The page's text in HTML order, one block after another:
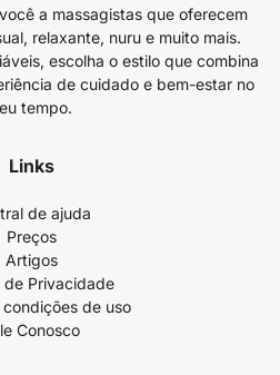
a massagistas que oferecem
relaxante, nuru e muito mais.
escolha o estilo que combina
de cuidado e bem-estar no
tempo.
Links
de ajuda
Preços
Artigos
de Privacidade
condições de uso
Conosco